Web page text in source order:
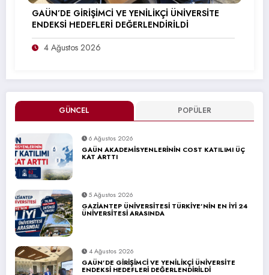
GÜNCEL POPÜLER
6 Ağustos 2026
GAÜN AKADEMİSYENLERİNİN COST KATILIMI ÜÇ
KAT ARTTI
5 Ağustos 2026
GAZİANTEP ÜNİVERSİTESİ TÜRKİYE’NİN EN İYİ 24
ÜNİVERSİTESİ ARASINDA
4 Ağustos 2026
GAÜN’DE GİRİŞİMCİ VE YENİLİKÇİ ÜNİVERSİTE
ENDEKSİ HEDEFLERİ DEĞERLENDİRİLDİ
GAÜN’DE GİRİŞİMCİ VE YENİLİKÇİ ÜNİVERSİTE
ENDEKSİ HEDEFLERİ DEĞERLENDİRİLDİ
4 Ağustos 2026